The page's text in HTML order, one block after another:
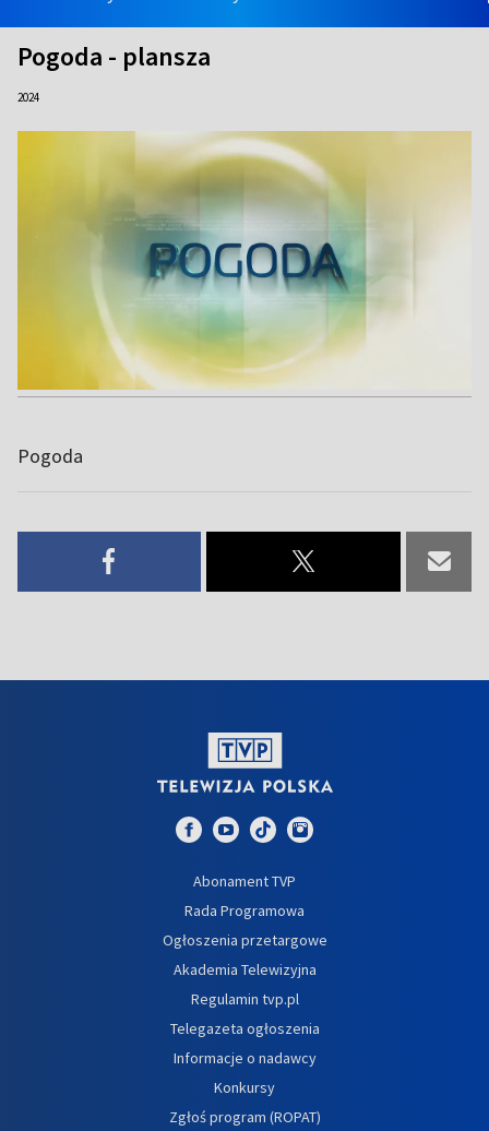
Pogoda - plansza
2024
Pogoda
Abonament TVP
Rada Programowa
Ogłoszenia przetargowe
Akademia Telewizyjna
Regulamin tvp.pl
Telegazeta ogłoszenia
Informacje o nadawcy
Konkursy
Zgłoś program (ROPAT)